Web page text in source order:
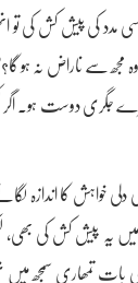
کی پیش کش کی تو
مجھ سے ناراض نہ ہو
جگری دوست ہو۔ اگر
خواہش کا اندازہ
یہ پیش کش کی بھی،
تمھاری سمجھ میں